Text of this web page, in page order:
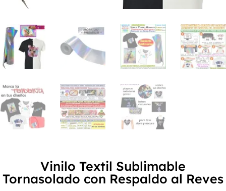
Vinilo Textil Sublimable
Tornasolado con Respaldo al Reves